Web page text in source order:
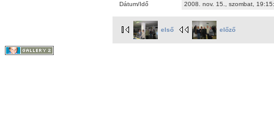
Dátum/Idő
2008. nov. 15., szombat,
első előző